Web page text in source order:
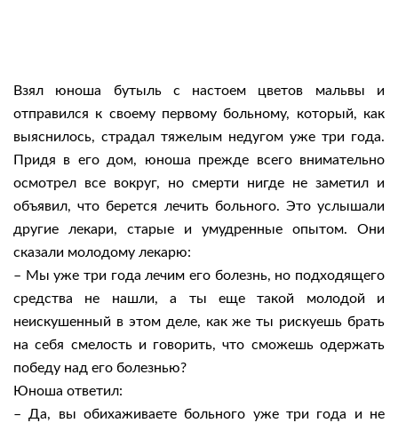
Взял юноша бутыль с настоем цветов мальвы и
отправился к своему первому больному, который, как
выяснилось, страдал тяжелым недугом уже три года.
Придя в его дом, юноша прежде всего внимательно
осмотрел все вокруг, но смерти нигде не заметил и
объявил, что берется лечить больного. Это услышали
другие лекари, старые и умудренные опытом. Они
сказали молодому лекарю:
– Мы уже три года лечим его болезнь, но подходящего
средства не нашли, а ты еще такой молодой и
неискушенный в этом деле, как же ты рискуешь брать
на себя смелость и говорить, что сможешь одержать
победу над его болезнью?
Юноша ответил:
– Да, вы обихаживаете больного уже три года и не